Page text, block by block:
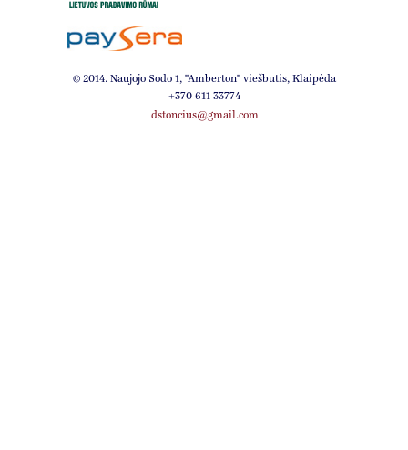
© 2014. Naujojo Sodo 1, ''Amberton'' viešbutis, Klaipėda
+370 611 33774
dstoncius@gmail.com